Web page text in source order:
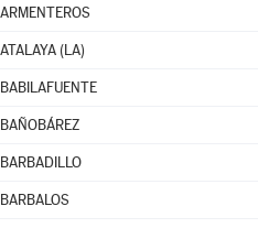
ARMENTEROS
ATALAYA (LA)
BABILAFUENTE
BAÑOBÁREZ
BARBADILLO
BARBALOS